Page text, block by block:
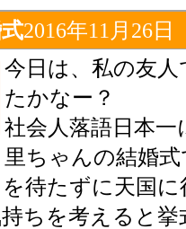
2016年11月26日
今日は、私の友
たかなー？
社会人落語日本
里ちゃんの結婚
待たずに天国
ちを考えると挙